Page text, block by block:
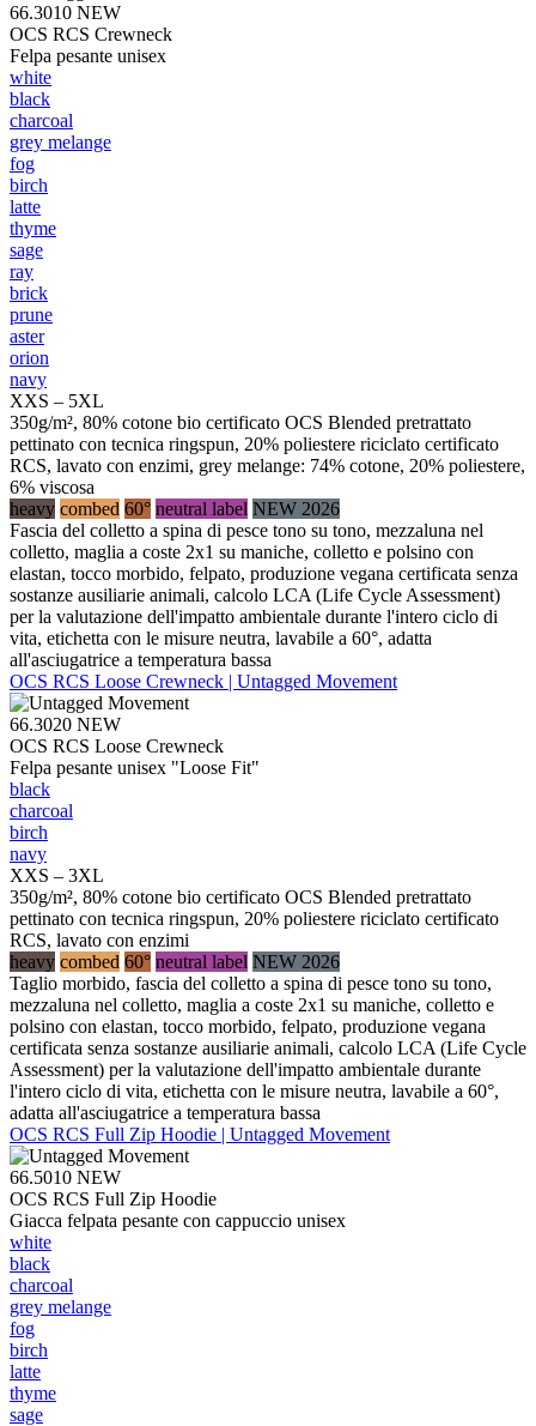
66.3010 NEW
OCS RCS Crewneck
Felpa pesante unisex
white
black
charcoal
grey melange
fog
birch
latte
thyme
sage
ray
brick
prune
aster
orion
navy
XXS – 5XL
350g/m², 80% cotone bio certificato OCS Blended pretrattato
pettinato con tecnica ringspun, 20% poliestere riciclato certificato
RCS, lavato con enzimi, grey melange: 74% cotone, 20% poliestere,
6% viscosa
heavy combed 60° neutral label NEW 2026
Fascia del colletto a spina di pesce tono su tono, mezzaluna nel
colletto, maglia a coste 2x1 su maniche, colletto e polsino con
elastan, tocco morbido, felpato, produzione vegana certificata senza
sostanze ausiliarie animali, calcolo LCA (Life Cycle Assessment)
per la valutazione dell'impatto ambientale durante l'intero ciclo di
vita, etichetta con le misure neutra, lavabile a 60°, adatta
all'asciugatrice a temperatura bassa
OCS RCS Loose Crewneck | Untagged Movement
66.3020 NEW
OCS RCS Loose Crewneck
Felpa pesante unisex "Loose Fit"
black
charcoal
birch
navy
XXS – 3XL
350g/m², 80% cotone bio certificato OCS Blended pretrattato
pettinato con tecnica ringspun, 20% poliestere riciclato certificato
RCS, lavato con enzimi
heavy combed 60° neutral label NEW 2026
Taglio morbido, fascia del colletto a spina di pesce tono su tono,
mezzaluna nel colletto, maglia a coste 2x1 su maniche, colletto e
polsino con elastan, tocco morbido, felpato, produzione vegana
certificata senza sostanze ausiliarie animali, calcolo LCA (Life Cycle
Assessment) per la valutazione dell'impatto ambientale durante
l'intero ciclo di vita, etichetta con le misure neutra, lavabile a 60°,
adatta all'asciugatrice a temperatura bassa
OCS RCS Full Zip Hoodie | Untagged Movement
66.5010 NEW
OCS RCS Full Zip Hoodie
Giacca felpata pesante con cappuccio unisex
white
black
charcoal
grey melange
fog
birch
latte
thyme
sage